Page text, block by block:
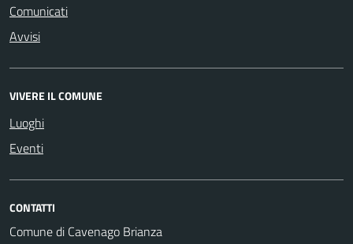
Comunicati
Avvisi
VIVERE IL COMUNE
Luoghi
Eventi
CONTATTI
Comune di Cavenago Brianza